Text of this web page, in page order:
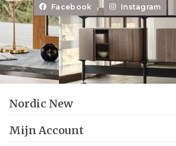
Facebook Instagram
Nordic New
Mijn Account